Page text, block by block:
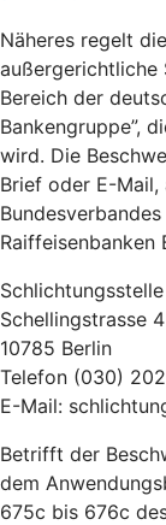
Näheres regelt
außergerichtliche
Bereich der
Bankengruppe”,
wird. Die
Brief oder E-
Raiffeisenbanken
Schellingstrasse 4
10785 Berlin
Telefon (030)
E-Mail:
Betrifft der
dem
675c bis 676c